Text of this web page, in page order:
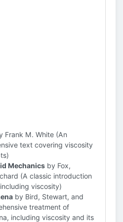
Frank M. White (An
text covering viscosity
Mechanics by Fox,
(A classic introduction
viscosity)
by Bird, Stewart, and
treatment of
including viscosity and its